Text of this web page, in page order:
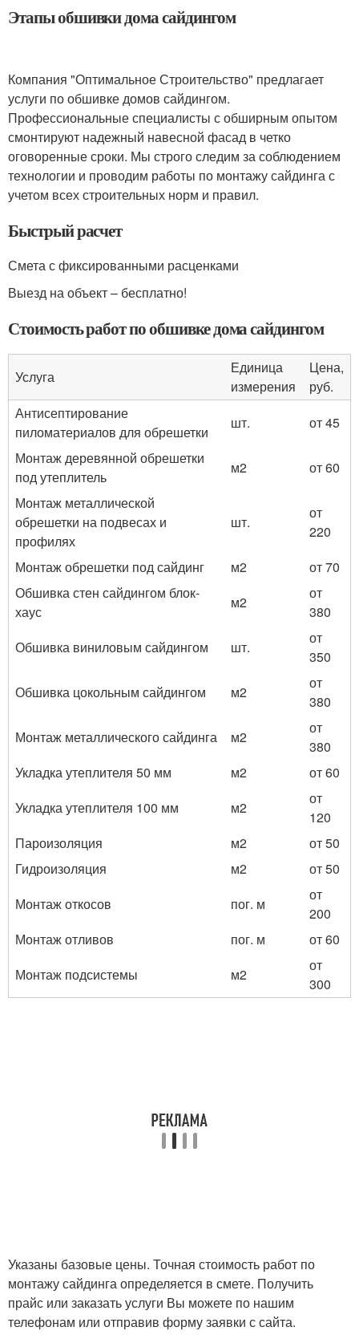
Этапы обшивки дома сайдингом
Компания "Оптимальное Строительство" предлагает
услуги по обшивке домов сайдингом.
Профессиональные специалисты с обширным опытом
смонтируют надежный навесной фасад в четко
оговоренные сроки. Мы строго следим за соблюдением
технологии и проводим работы по монтажу сайдинга с
учетом всех строительных норм и правил.
Быстрый расчет
Смета с фиксированными расценками
Выезд на объект – бесплатно!
Стоимость работ по обшивке дома сайдингом
Услуга
Единица
измерения
Цена,
руб.
Антисептирование
пиломатериалов для обрешетки
шт.
от 45
Монтаж деревянной обрешетки
под утеплитель
м2
от 60
Монтаж металлической
обрешетки на подвесах и
профилях
шт.
от
220
Монтаж обрешетки под сайдинг
м2
от 70
Обшивка стен сайдингом блок-
хаус
м2
от
380
Обшивка виниловым сайдингом
шт.
от
350
Обшивка цокольным сайдингом
м2
от
380
Монтаж металлического сайдинга
м2
от
380
Укладка утеплителя 50 мм
м2
от 60
Укладка утеплителя 100 мм
м2
от
120
Пароизоляция
м2
от 50
Гидроизоляция
м2
от 50
Монтаж откосов
пог. м
от
200
Монтаж отливов
пог. м
от 60
Монтаж подсистемы
м2
от
300
Указаны базовые цены. Точная стоимость работ по
монтажу сайдинга определяется в смете. Получить
прайс или заказать услуги Вы можете по нашим
телефонам или отправив форму заявки с сайта.